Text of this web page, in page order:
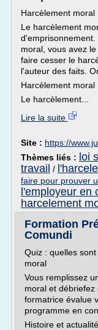
Harcèlement
Le harcèlement
moral, vous avez
faire cesser le
l'auteur des faits.
Harcèlement
Le harcèlement...
Lire la suite
Site : https://
Thèmes liés : loi
travail /
faire pour prouver
l'employeur en
harcelement
Formation
Comundi
Quiz : quelles
moral
Vous remplissez
moral et débriefez
formatrice évalue
programme en
Histoire et